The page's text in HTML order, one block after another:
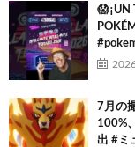
😱¡UN
7月の
100%
出 #ミ